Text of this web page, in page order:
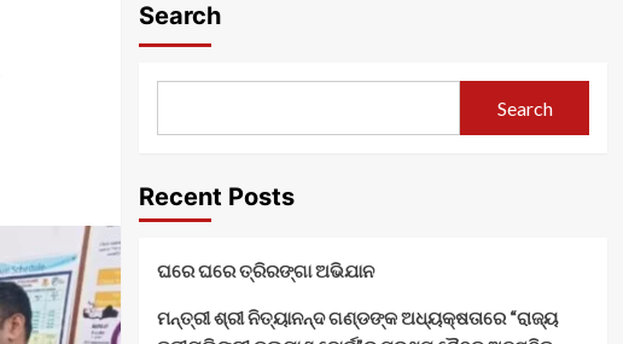
Search
Search
Recent Posts
ଘରେ ଘରେ ତ୍ରିରଙ୍ଗା ଅଭିଯାନ
ମନ୍ତ୍ରୀ ଶ୍ରୀ ନିତ୍ୟାନନ୍ଦ ଗଣ୍ଡଙ୍କ ଅଧ୍ୟକ୍ଷତାରେ “ରାଜ୍ୟ